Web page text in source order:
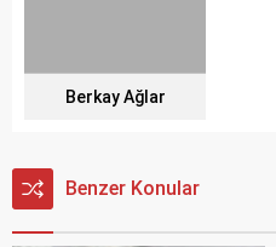
Berkay Ağlar
Benzer Konular